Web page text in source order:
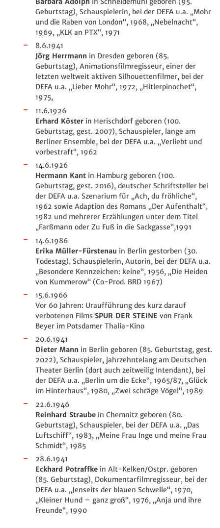
Geburtstag), Schauspielerin, bei der DEFA u.a. „Mohr
und die Raben von London“, 1968, „Nebelnacht“,
1969, „KLK an PTX“, 1971
8.6.1941
Jörg Herrmann in Dresden geboren (85.
Geburtstag), Animationsfilmregisseur, einer der
letzten weltweit aktiven Silhouettenfilmer, bei der
DEFA u.a. „Lieber Mohr“, 1972, „Hitlerpinochet“,
1975,
11.6.1926
Erhard Köster in Herischdorf geboren (100.
Geburtstag, gest. 2007), Schauspieler, lange am
Berliner Ensemble, bei der DEFA u.a. „Verliebt und
vorbestraft“, 1962
14.6.1926
Hermann Kant in Hamburg geboren (100.
Geburtstag, gest. 2016), deutscher Schriftsteller bei
der DEFA u.a. Szenarium für „Ach, du fröhliche“,
1962 sowie Adaption des Romans „Der Aufenthalt“,
1982 und mehrerer Erzählungen unter dem Titel
„Farßmann oder Zu Fuß in die Sackgasse“,1991
14.6.1986
Erika Müller-Fürstenau in Berlin gestorben (30.
Todestag), Schauspielerin, Autorin, bei der DEFA u.a.
„Besondere Kennzeichen: keine“, 1956, „Die Heiden
von Kummerow“ (Co-Prod. BRD 1967)
15.6.1966
Vor 60 Jahren: Uraufführung des kurz darauf
verbotenen Films SPUR DER STEINE von Frank
Beyer im Potsdamer Thalia-Kino
20.6.1941
Dieter Mann in Berlin geboren (85. Geburtstag, gest.
2022), Schauspieler, jahrzehntelang am Deutschen
Theater Berlin (dort auch zeitweilig Intendant), bei
der DEFA u.a. „Berlin um die Ecke“, 1965/87, „Glück
im Hinterhaus“, 1980, „Zwei schräge Vögel“, 1989
22.6.1946
Reinhard Straube in Chemnitz geboren (80.
Geburtstag), Schauspieler, bei der DEFA u.a. „Das
Luftschiff“, 1983, „Meine Frau Inge und meine Frau
Schmidt“, 1985
28.6.1941
Eckhard Potraffke in Alt-Kelken/Ostpr. geboren
(85. Geburtstag), Dokumentarfilmregisseur, bei der
DEFA u.a. „Jenseits der blauen Schwelle“, 1970,
„Kleiner Hund – ganz groß“, 1976, „Anja und ihre
Freunde“, 1990